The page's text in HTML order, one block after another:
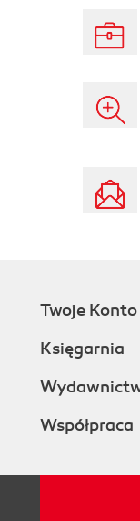
Twoje Konto
Księgarnia
Współpraca